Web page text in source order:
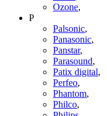
Ozone,
P
Palsonic,
Panasonic,
Panstar,
Parasound,
Patix digital,
Perfeo,
Phantom,
Philco,